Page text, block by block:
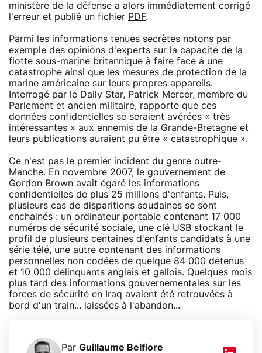
ministère de la défense a alors immédiatement corrigé
l'erreur et publié un fichier PDF.
Parmi les informations tenues secrètes notons par
exemple des opinions d'experts sur la capacité de la
flotte sous-marine britannique à faire face à une
catastrophe ainsi que les mesures de protection de la
marine américaine sur leurs propres appareils.
Interrogé par le Daily Star, Patrick Mercer, membre du
Parlement et ancien militaire, rapporte que ces
données confidentielles se seraient avérées « très
intéressantes » aux ennemis de la Grande-Bretagne et
leurs publications auraient pu être « catastrophique ».
Ce n'est pas le premier incident du genre outre-
Manche. En novembre 2007, le gouvernement de
Gordon Brown avait égaré les informations
confidentielles de plus 25 millions d'enfants. Puis,
plusieurs cas de disparitions soudaines se sont
enchainés : un ordinateur portable contenant 17 000
numéros de sécurité sociale, une clé USB stockant le
profil de plusieurs centaines d'enfants candidats à une
série télé, une autre contenant des informations
personnelles non codées de quelque 84 000 détenus
et 10 000 délinquants anglais et gallois. Quelques mois
plus tard des informations gouvernementales sur les
forces de sécurité en Iraq avaient été retrouvées à
bord d'un train... laissées à l'abandon...
Par Guillaume Belfiore